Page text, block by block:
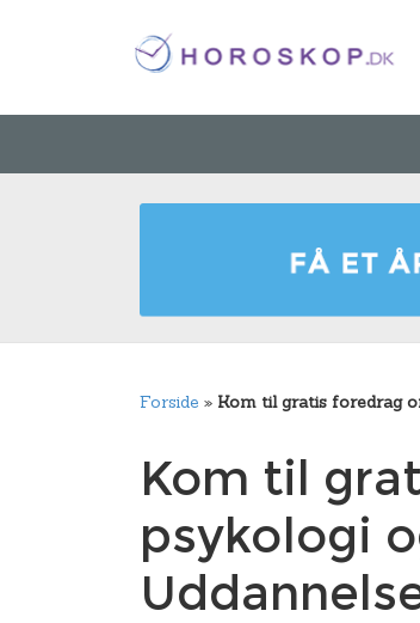
Forside » Kom til gratis foredrag
Kom til
psykologi